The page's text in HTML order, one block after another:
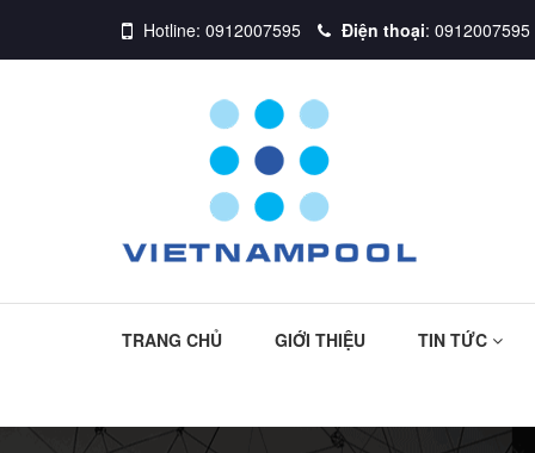
Hotline: 0912007595 Điện thoại: 0912007595
TRANG CHỦ GIỚI THIỆU TIN TỨC